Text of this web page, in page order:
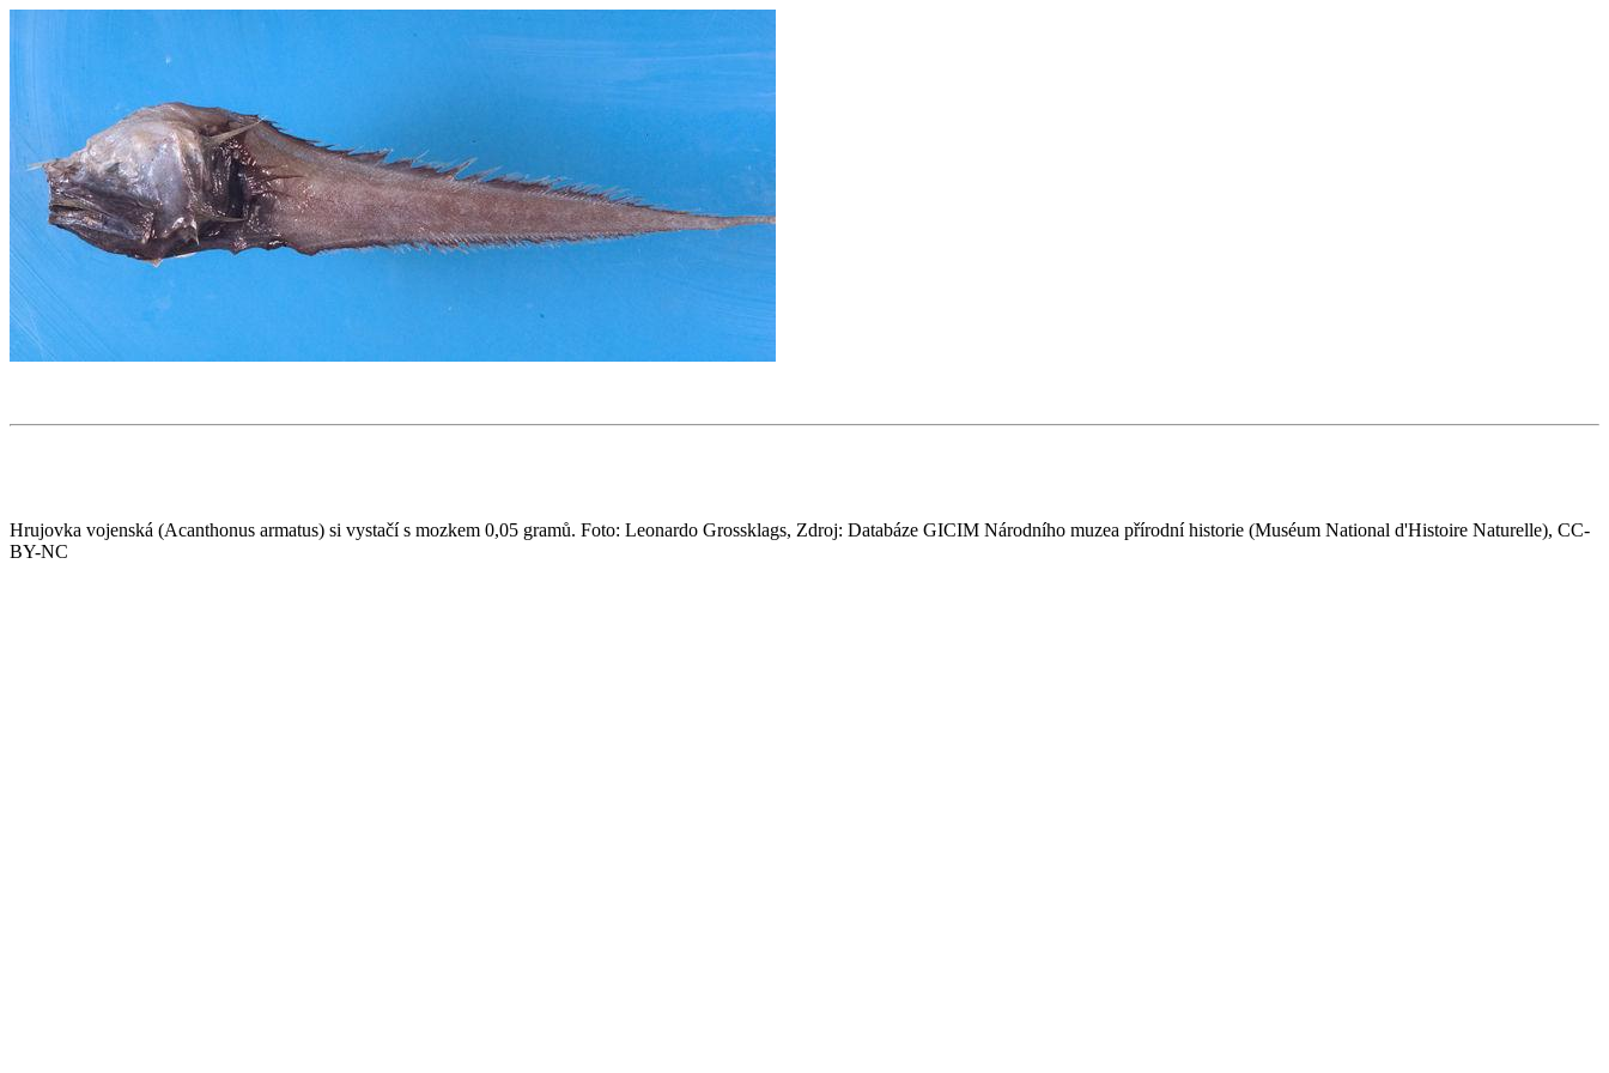
Hrujovka vojenská (Acanthonus armatus) si vystačí s mozkem 0,05 gramů. Foto: Leonardo Grossklags, Zdroj: Databáze GICIM Národního muzea přírodní historie (Muséum National d'Histoire Naturelle), CC-
BY-NC